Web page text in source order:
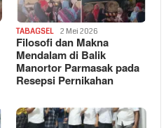
TABAGSEL 2 Mei 2026
Filosofi dan Makna
Mendalam di Balik
Manortor Parmasak pada
Resepsi Pernikahan